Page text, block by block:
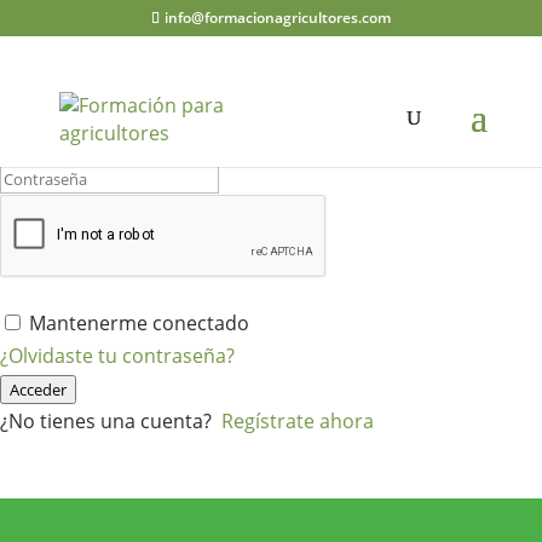
info@formacionagricultores.com
¡Hola, bienvenido de nuevo!
Mantenerme conectado
¿Olvidaste tu contraseña?
Acceder
¿No tienes una cuenta? Regístrate ahora